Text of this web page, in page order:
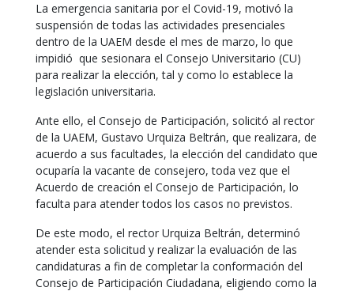
La emergencia sanitaria por el Covid-19, motivó la
suspensión de todas las actividades presenciales
dentro de la UAEM desde el mes de marzo, lo que
impidió que sesionara el Consejo Universitario (CU)
para realizar la elección, tal y como lo establece la
legislación universitaria.
Ante ello, el Consejo de Participación, solicitó al rector
de la UAEM, Gustavo Urquiza Beltrán, que realizara, de
acuerdo a sus facultades, la elección del candidato que
ocuparía la vacante de consejero, toda vez que el
Acuerdo de creación el Consejo de Participación, lo
faculta para atender todos los casos no previstos.
De este modo, el rector Urquiza Beltrán, determinó
atender esta solicitud y realizar la evaluación de las
candidaturas a fin de completar la conformación del
Consejo de Participación Ciudadana, eligiendo como la